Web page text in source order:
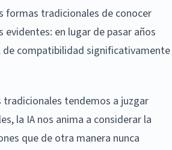
formas tradicionales de conocer
en lugar de pasar años
de compatibilidad significativamente
tradicionales tendemos a juzgar
la IA nos anima a considerar la
que de otra manera nunca